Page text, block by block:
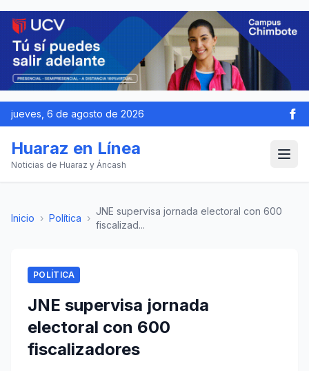
jueves, 6 de agosto de 2026
Huaraz en Línea
Noticias de Huaraz y Áncash
Inicio › Política ›
JNE supervisa jornada electoral con 600
fiscalizad...
POLÍTICA
JNE supervisa jornada
electoral con 600
fiscalizadores